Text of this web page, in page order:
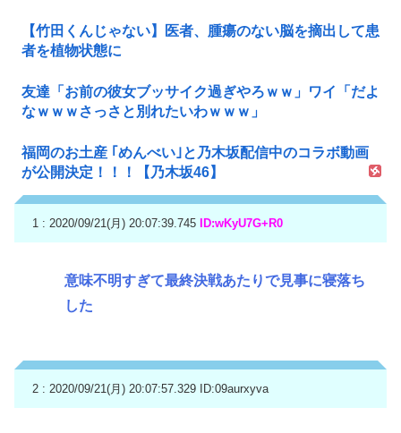
【竹田くんじゃない】医者、腫瘍のない脳を摘出して患
者を植物状態に
友達「お前の彼女ブッサイク過ぎやろｗｗ」ワイ「だよ
なｗｗｗさっさと別れたいわｗｗｗ」
福岡のお土産 ｢めんべい｣と乃木坂配信中のコラボ動画
が公開決定！！！【乃木坂46】
1 : 2020/09/21(月) 20:07:39.745 ID:wKyU7G+R0
意味不明すぎて最終決戦あたりで見事に寝落ち
した
2 : 2020/09/21(月) 20:07:57.329 ID:09aurxyva